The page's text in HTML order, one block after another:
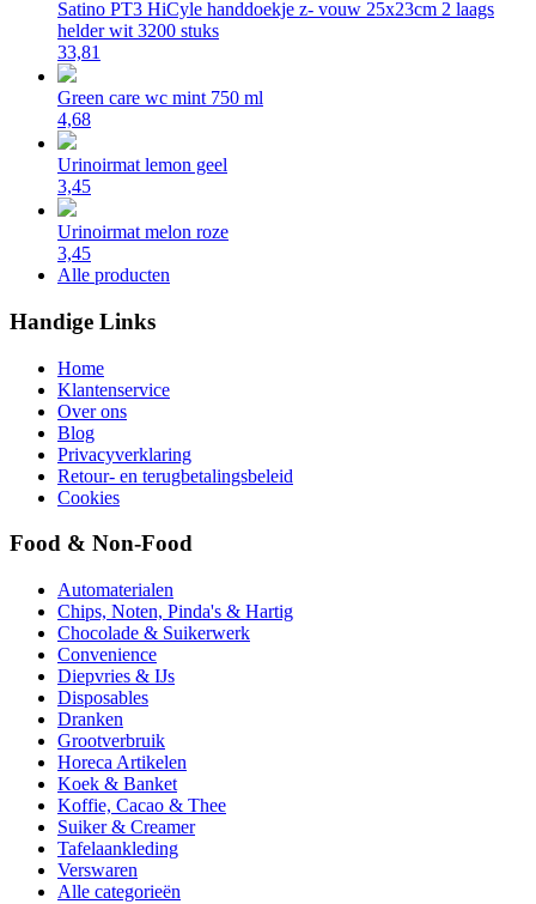
Satino PT3 HiCyle handdoekje z- vouw 25x23cm 2 laags
helder wit 3200 stuks
33,81
Green care wc mint 750 ml
4,68
Urinoirmat lemon geel
3,45
Urinoirmat melon roze
3,45
Alle producten
Handige Links
Home
Klantenservice
Over ons
Blog
Privacyverklaring
Retour- en terugbetalingsbeleid
Cookies
Food & Non-Food
Automaterialen
Chips, Noten, Pinda's & Hartig
Chocolade & Suikerwerk
Convenience
Diepvries & IJs
Disposables
Dranken
Grootverbruik
Horeca Artikelen
Koek & Banket
Koffie, Cacao & Thee
Suiker & Creamer
Tafelaankleding
Verswaren
Alle categorieën